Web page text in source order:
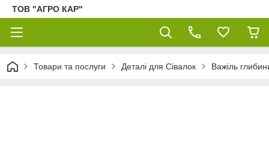
ТОВ "АГРО КАР"
Товари та послуги Деталі для Сівалок Важіль